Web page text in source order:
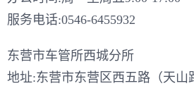
服务电话:0546-6455932
东营市车管所西城分所
地址:东营市东营区西五路（天山